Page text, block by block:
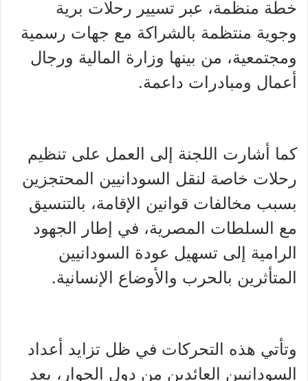
خطة منظمة، عبر تسيير رحلات برية
وجوية منتظمة بالشراكة مع جهات رسمية
ومجتمعية، من بينها وزارة المالية ورجال
أعمال ومبادرات داعمة.
كما أشارت اللجنة إلى العمل على تنظيم
رحلات خاصة لنقل السودانيين المحتجزين
بسبب مخالفات قوانين الإقامة، بالتنسيق
مع السلطات المصرية، في إطار الجهود
الرامية إلى تسهيل عودة السودانيين
المتأثرين بالحرب والأوضاع الإنسانية.
وتأتي هذه التحركات في ظل تزايد أعداد
السودانيين العائدين من دول الجوار، بعد